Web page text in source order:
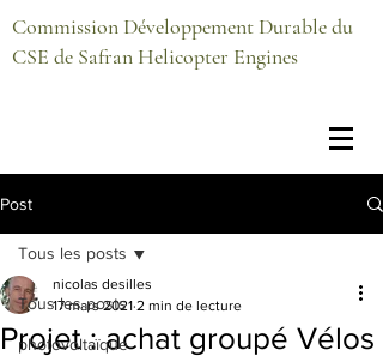
Commission Développement Durable du
CSE de Safran Helicopter Engines
Post
Tous les posts
photovoltaïque
Tous les posts
Projet : achat groupé Vélos
nicolas desilles
17 mars 2021 2 min de lecture